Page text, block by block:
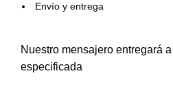
Envío y entrega
Nuestro mensajero entregará
especificada